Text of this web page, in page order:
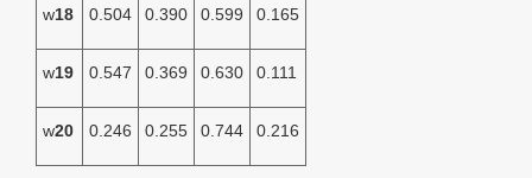
w18 0.504 0.390 0.599 0.165
w19 0.547 0.369 0.630 0.111
w20 0.246 0.255 0.744 0.216